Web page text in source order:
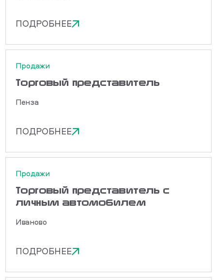
ПОДРОБНЕЕ
Продажи
Торговый представитель
Пенза
ПОДРОБНЕЕ
Продажи
Торговый представитель с
личным автомобилем
Иваново
ПОДРОБНЕЕ